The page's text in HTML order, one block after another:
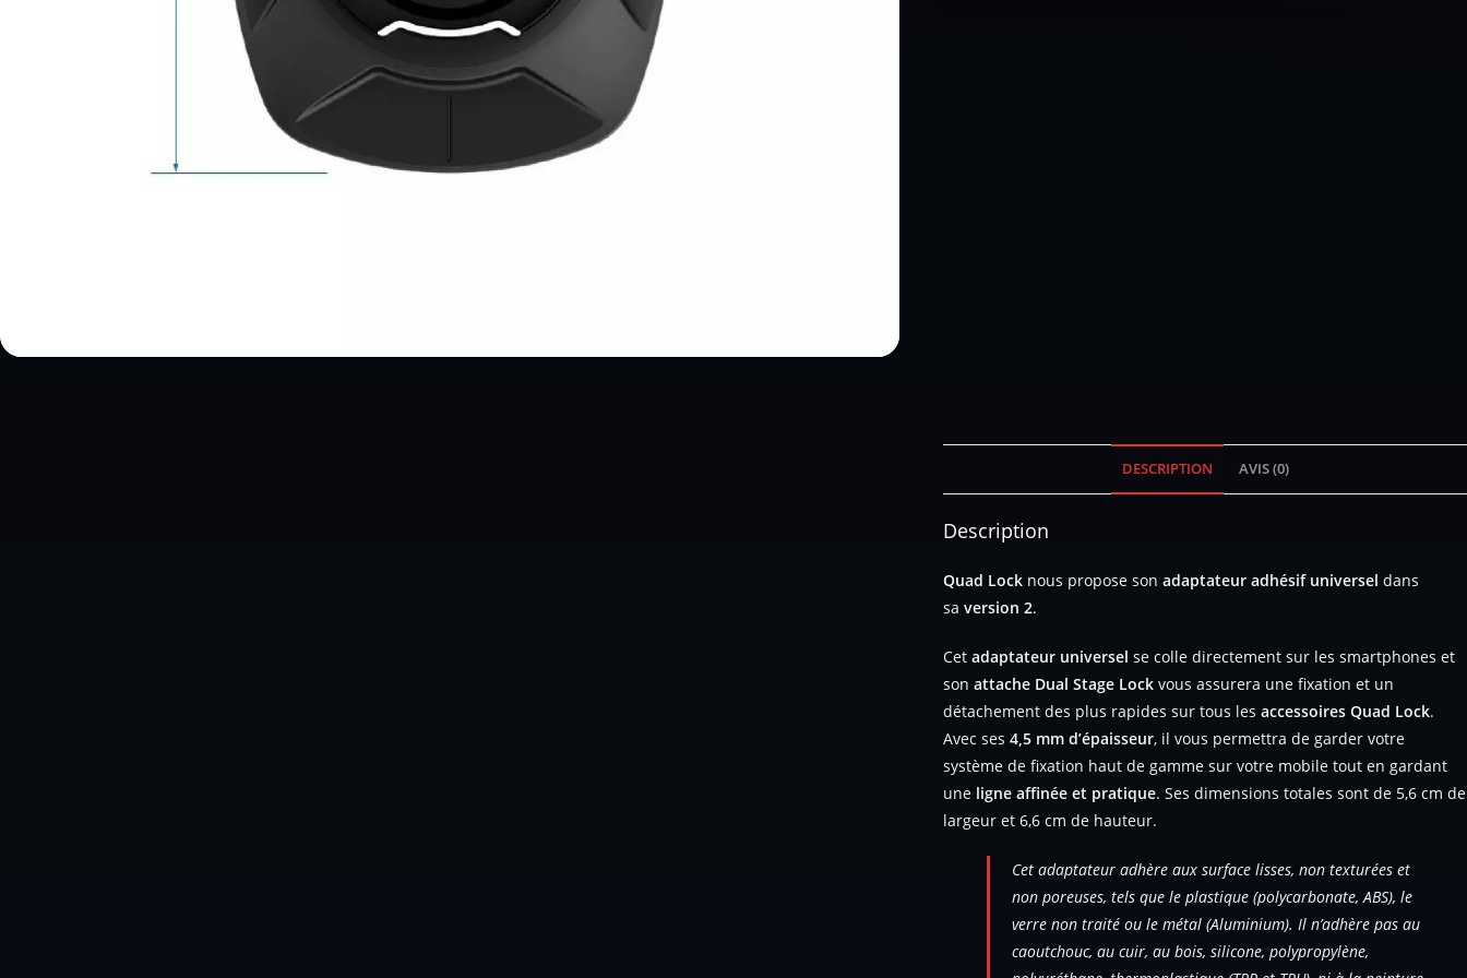
DESCRIPTION AVIS (0)
Description
Quad Lock nous propose son adaptateur adhésif universel dans
sa version 2.
Cet adaptateur universel se colle directement sur les smartphones et
son attache Dual Stage Lock vous assurera une fixation et un
détachement des plus rapides sur tous les accessoires Quad Lock.
Avec ses 4,5 mm d’épaisseur, il vous permettra de garder votre
système de fixation haut de gamme sur votre mobile tout en gardant
une ligne affinée et pratique. Ses dimensions totales sont de 5,6 cm de
largeur et 6,6 cm de hauteur.
Cet adaptateur adhère aux surface lisses, non texturées et
non poreuses, tels que le plastique (polycarbonate, ABS), le
verre non traité ou le métal (Aluminium). Il n’adhère pas au
caoutchouc, au cuir, au bois, silicone, polypropylène,